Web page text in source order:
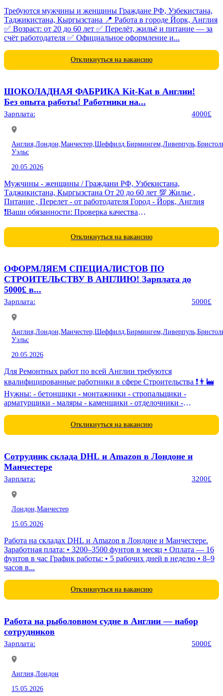
Требуются мужчины и женщины Граждане РФ, Узбекистана,
Таджикистана, Кыргызстана 📍 Работа в городе Йорк, Англия
✅ Возраст: от 20 до 60 лет ✅ Перелёт, жильё и питание — за
счёт работодателя ✅ Официальное оформление и...
Откликнуться на вакансию
ШОКОЛАДНАЯ ФАБРИКА Kit-Kat в Англии!
Без опыта работы! Работники на...
Зарплата: 4000£
Англия, Лондон, Манчестер, Шеффилд, Бирмингем, Ливерпуль,
Уэльс
20.05.2026
Мужчины - женщины / Граждани РФ, Узбекистана,
Таджикистана, Кыргызстана От 20 до 60 лет 💯 Жилье ,
Питание , Перелет - от работодателя Город - Йорк, Англия
❗️Ваши обязанности: Проверка качества
Откликнуться на вакансию
ОФОРМЛЯЕМ СПЕЦИАЛИСТОВ ПО
СТРОИТЕЛЬСТВУ В АНГЛИЮ! Зарплата до
5000£ в...
Зарплата: 5000£
Англия, Лондон, Манчестер, Шеффилд, Бирмингем, Ливерпуль,
Уэльс
20.05.2026
Для Ремонтных работ по всей Англии требуются
квалифицированные работники в сфере Строительства ❗️👨‍🏭
Нужны: - бетонщики - монтажники - стропальщики -
арматурщики - маляры - каменщики - отделочники -
Откликнуться на вакансию
Сотрудник склада DHL и Amazon в Лондоне и
Манчестере
Зарплата: 3200£
Лондон, Манчестер
15.05.2026
Работа на складах DHL и Amazon в Лондоне и Манчестере.
Заработная плата: • 3200–3500 фунтов в месяц • Оплата — 16
фунтов в час График работы: • 5 рабочих дней в неделю • 8–9
часов в...
Откликнуться на вакансию
Работа на рыболовном судне в Англии — набор
сотрудников
Зарплата: 5000£
Англия, Лондон
15.05.2026